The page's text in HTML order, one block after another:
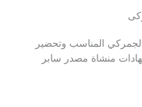
المناسب وتحضير
منشاة مصدر سابر